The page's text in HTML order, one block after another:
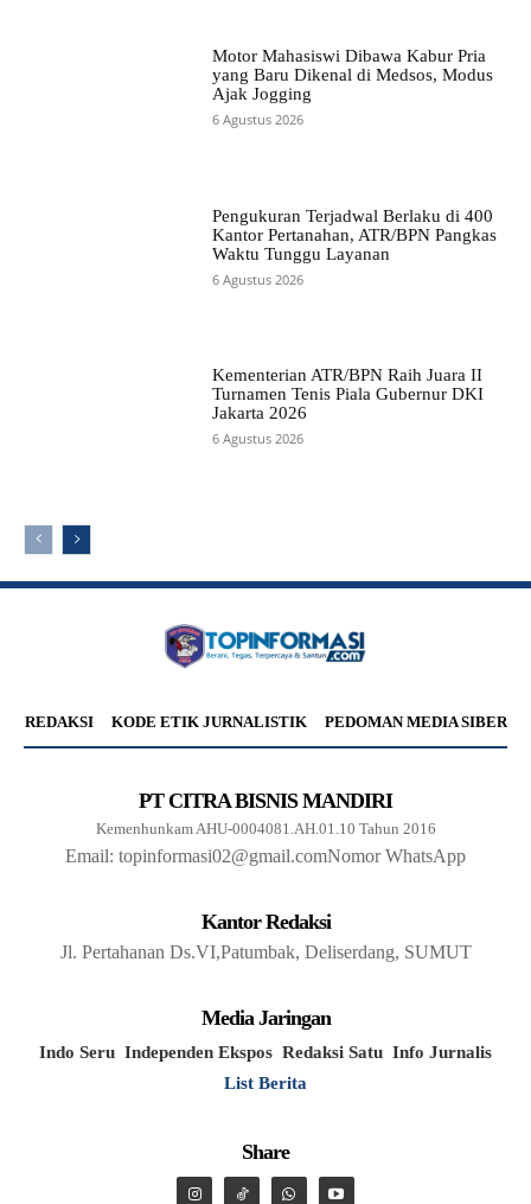
Motor Mahasiswi Dibawa Kabur Pria
yang Baru Dikenal di Medsos, Modus
Ajak Jogging
6 Agustus 2026
Pengukuran Terjadwal Berlaku di 400
Kantor Pertanahan, ATR/BPN Pangkas
Waktu Tunggu Layanan
6 Agustus 2026
Kementerian ATR/BPN Raih Juara II
Turnamen Tenis Piala Gubernur DKI
Jakarta 2026
6 Agustus 2026
REDAKSI KODE ETIK JURNALISTIK PEDOMAN MEDIA SIBER
PT CITRA BISNIS MANDIRI
Kemenhunkam AHU-0004081.AH.01.10 Tahun 2016
Email: topinformasi02@gmail.comNomor WhatsApp
Kantor Redaksi
Jl. Pertahanan Ds.VI,Patumbak, Deliserdang, SUMUT
Media Jaringan
Indo Seru Independen Ekspos Redaksi Satu Info Jurnalis
List Berita
Share